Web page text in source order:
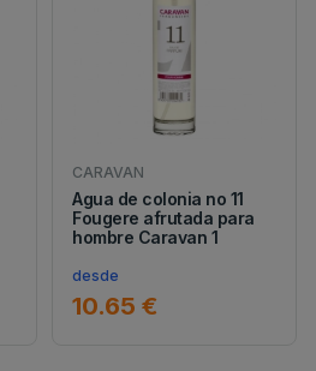
CARAVAN
Agua de colonia no 11
Fougere afrutada para
hombre Caravan 1
desde
10.65 €